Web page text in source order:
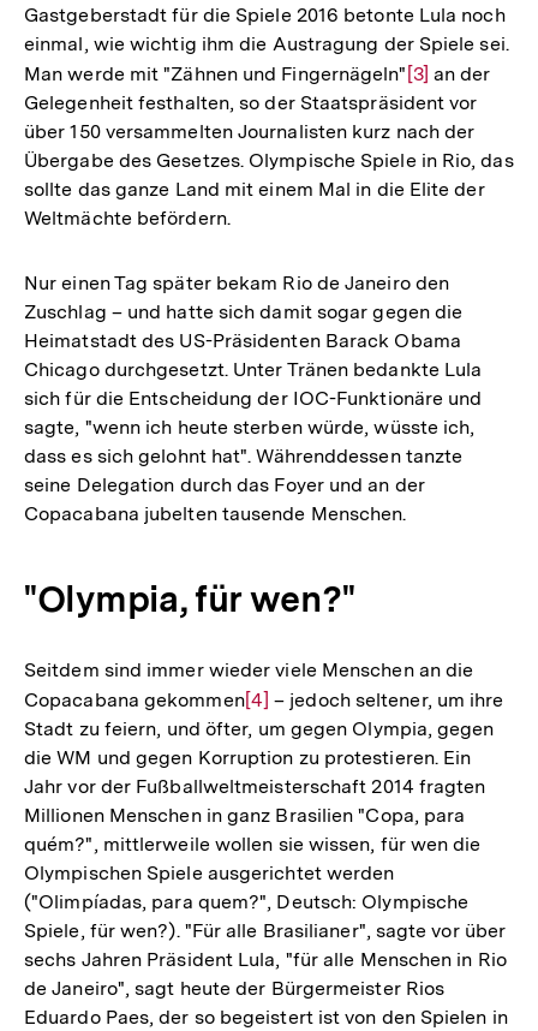
Gastgeberstadt für die Spiele 2016 betonte Lula noch
einmal, wie wichtig ihm die Austragung der Spiele sei.
Man werde mit "Zähnen und Fingernägeln" Zur
Auflösung
der
Fußnote
[3] an der
Gelegenheit festhalten, so der Staatspräsident vor
über 150 versammelten Journalisten kurz nach der
Übergabe des Gesetzes. Olympische Spiele in Rio, das
sollte das ganze Land mit einem Mal in die Elite der
Weltmächte befördern.
Nur einen Tag später bekam Rio de Janeiro den
Zuschlag – und hatte sich damit sogar gegen die
Heimatstadt des US-Präsidenten Barack Obama
Chicago durchgesetzt. Unter Tränen bedankte Lula
sich für die Entscheidung der IOC-Funktionäre und
sagte, "wenn ich heute sterben würde, wüsste ich,
dass es sich gelohnt hat". Währenddessen tanzte
seine Delegation durch das Foyer und an der
Copacabana jubelten tausende Menschen.
"Olympia, für wen?"
Seitdem sind immer wieder viele Menschen an die
Copacabana gekommenZur
Auflösung
der
Fußnote
[4] – jedoch seltener, um ihre
Stadt zu feiern, und öfter, um gegen Olympia, gegen
die WM und gegen Korruption zu protestieren. Ein
Jahr vor der Fußballweltmeisterschaft 2014 fragten
Millionen Menschen in ganz Brasilien "Copa, para
quém?", mittlerweile wollen sie wissen, für wen die
Olympischen Spiele ausgerichtet werden
("Olimpíadas, para quem?", Deutsch: Olympische
Spiele, für wen?). "Für alle Brasilianer", sagte vor über
sechs Jahren Präsident Lula, "für alle Menschen in Rio
de Janeiro", sagt heute der Bürgermeister Rios
Eduardo Paes, der so begeistert ist von den Spielen in